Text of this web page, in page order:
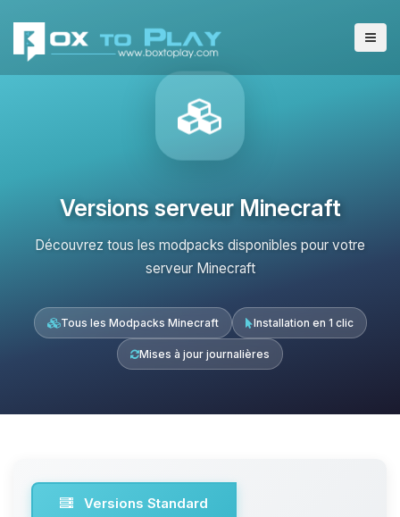
Versions serveur Minecraft
Découvrez tous les modpacks disponibles pour votre
serveur Minecraft
Tous les Modpacks Minecraft Installation en 1 clic
Mises à jour journalières
Versions Standard